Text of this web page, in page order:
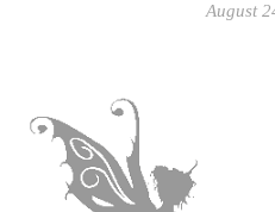
August